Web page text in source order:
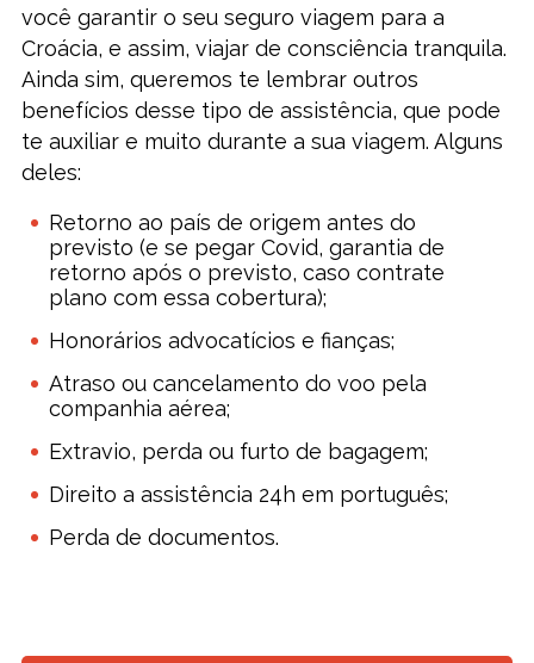
você garantir o seu seguro viagem para a
Croácia, e assim, viajar de consciência tranquila.
Ainda sim, queremos te lembrar outros
benefícios desse tipo de assistência, que pode
te auxiliar e muito durante a sua viagem. Alguns
deles:
Retorno ao país de origem antes do
previsto (e se pegar Covid, garantia de
retorno após o previsto, caso contrate
plano com essa cobertura);
Honorários advocatícios e fianças;
Atraso ou cancelamento do voo pela
companhia aérea;
Extravio, perda ou furto de bagagem;
Direito a assistência 24h em português;
Perda de documentos.